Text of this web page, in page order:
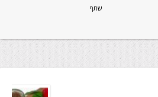
שתף